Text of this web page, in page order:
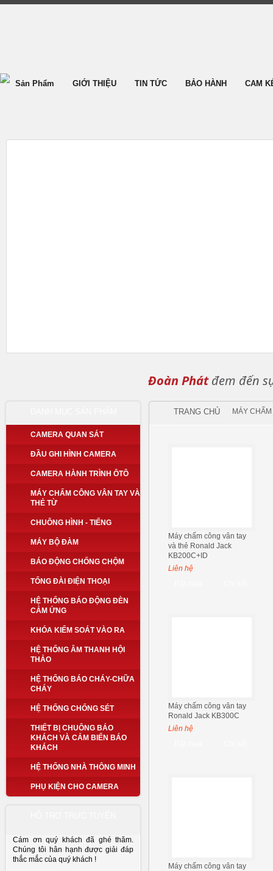
Sản Phẩm GIỚI THIỆU TIN TỨC BẢO HÀNH CAM
Đoàn Phátđem đến
CAMERA QUAN SÁT
ĐẦU GHI HÌNH CAMERA
CAMERA HÀNH TRÌNH ÔTÔ
MÁY CHẤM CÔNG VÂN TAY VÀ
THẺ TỪ
CHUÔNG HÌNH - TIẾNG
MÁY BỘ ĐÀM
BÁO ĐỘNG CHỐNG CHỘM
TỔNG ĐÀI ĐIỆN THOẠI
HỆ THỐNG BÁO ĐỘNG ĐÈN
CẢM ỨNG
KHÓA KIỂM SOÁT VÀO RA
HỆ THỐNG ÂM THANH HỘI
THẢO
HỆ THỐNG BÁO CHÁY-CHỮA
CHÁY
HỆ THỐNG CHỐNG SÉT
THIẾT BỊ CHUÔNG BÁO
KHÁCH VÀ CẢM BIẾN BÁO
KHÁCH
HỆ THỐNG NHÀ THÔNG MINH
PHỤ KIỆN CHO CAMERA
Cám ơn quý khách đã ghé thăm.
Chúng tôi hân hạnh được giải đáp
thắc mắc của quý khách !
TRANG CHỦ MÁY
Máy chấm công vân tay
và thẻ Ronald Jack
KB200C+ID
Liên hệ
Máy chấm công vân tay
Ronald Jack KB300C
Liên hệ
Máy chấm công vân tay